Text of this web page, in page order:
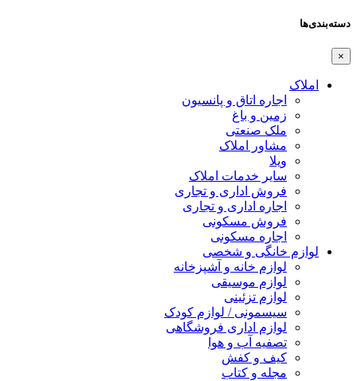
دسته‌بندی‌ها
×
املاک
اجاره اتاق و پانسیون
زمین و باغ
ملک صنعتی
مشاور املاک
ویلا
سایر خدمات املاک
فروش اداری و تجاری
اجاره اداری و تجاری
فروش مسکونی
اجاره مسکونی
لوازم خانگی و شخصی
لوازم خانه و آشپزخانه
لوازم موسیقی
لوازم تزئینی
سیسمونی / لوازم کودک
لوازم اداری فروشگاهی
تصفیه آب و هوا
کیف و کفش
مجله و کتاب